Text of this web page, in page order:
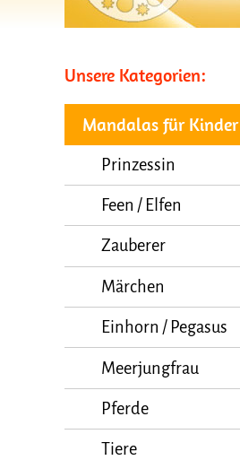
Unsere Kategorien:
Mandalas für Kinder
Prinzessin
Feen / Elfen
Zauberer
Märchen
Einhorn / Pegasus
Meerjungfrau
Pferde
Tiere